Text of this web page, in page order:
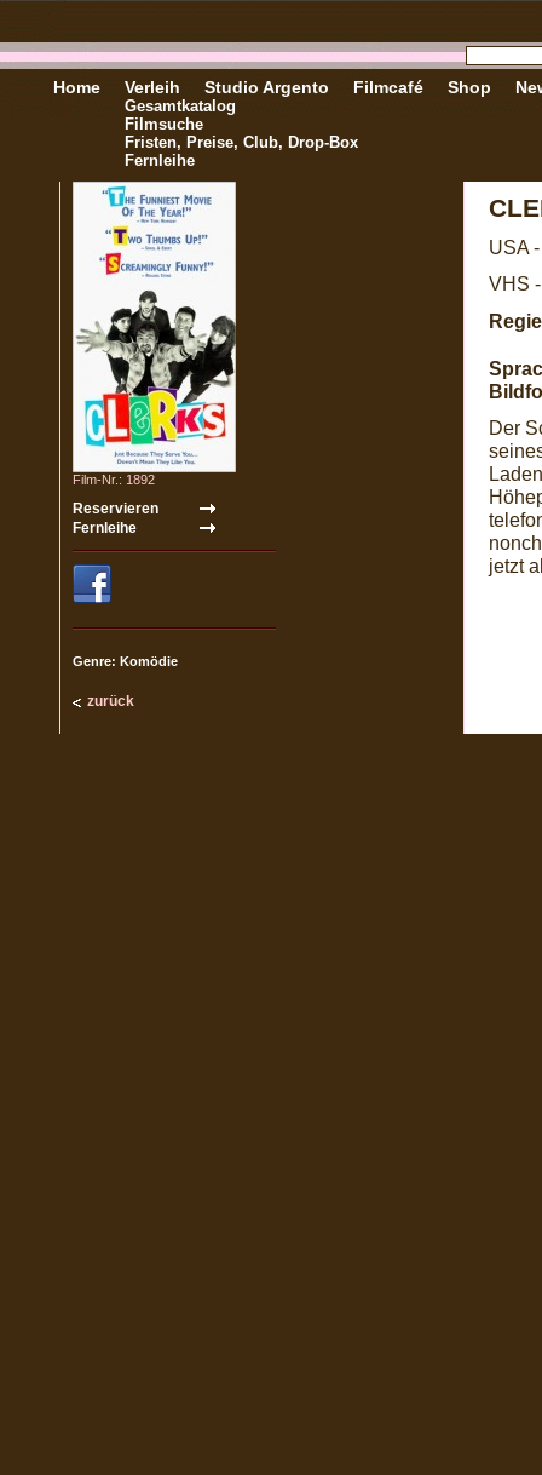
Home Verleih
Gesamtkatalog
Filmsuche
Fristen, Preise, Club, Drop-Box
Fernleihe
Studio Argento Filmcafé Shop
Film-Nr.: 1892
Genre: Komödie
zurück
USA
VHS
Der
jetzt